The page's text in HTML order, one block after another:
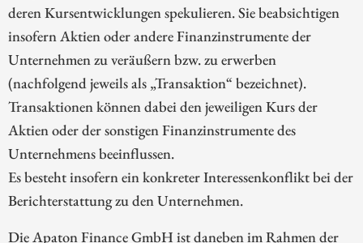
deren Kursentwicklungen spekulieren. Sie beabsichtigen
insofern Aktien oder andere Finanzinstrumente der
Unternehmen zu veräußern bzw. zu erwerben
(nachfolgend jeweils als „Transaktion“ bezeichnet).
Transaktionen können dabei den jeweiligen Kurs der
Aktien oder der sonstigen Finanzinstrumente des
Unternehmens beeinflussen.
Es besteht insofern ein konkreter Interessenkonflikt bei der
Berichterstattung zu den Unternehmen.
Die Apaton Finance GmbH ist daneben im Rahmen der